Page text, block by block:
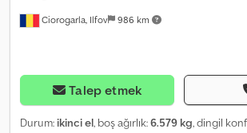
Ciorogarla, Ilfov 986 km
Talep etmek
Durum: ikinci el, boş ağırlık:6.579 kg, dingil